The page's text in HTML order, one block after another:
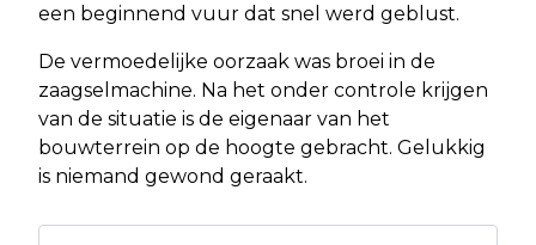
een beginnend vuur dat snel werd geblust.
De vermoedelijke oorzaak was broei in de
zaagselmachine. Na het onder controle krijgen
van de situatie is de eigenaar van het
bouwterrein op de hoogte gebracht. Gelukkig
is niemand gewond geraakt.